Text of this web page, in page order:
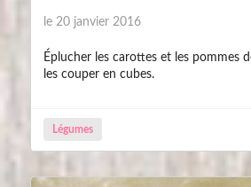
le 20 janvier 2016
Éplucher les carottes et les pommes
les couper en cubes.
Légumes